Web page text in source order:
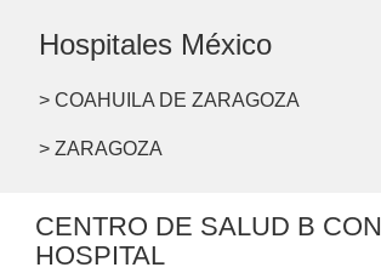
Hospitales México
> COAHUILA DE ZARAGOZA
> ZARAGOZA
CENTRO DE SALUD B CON
HOSPITAL